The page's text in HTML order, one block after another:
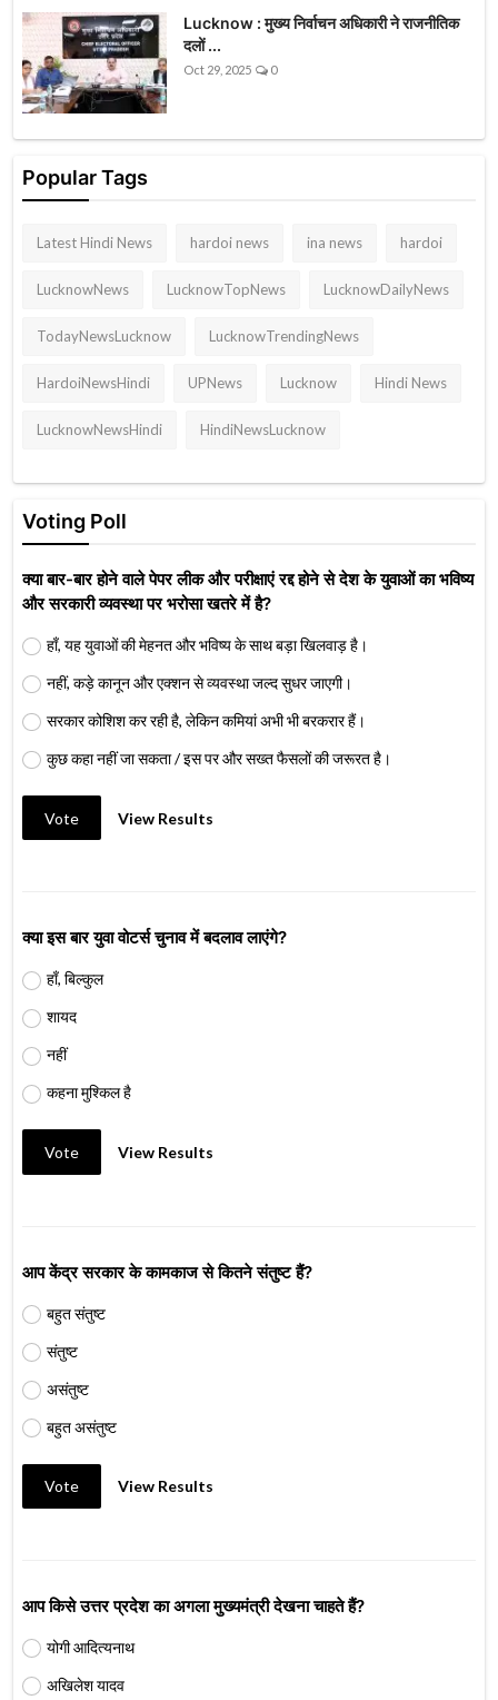
Lucknow : मुख्य निर्वाचन अधिकारी ने राजनीतिक
दलों ...
Oct 29, 2025 0
Popular Tags
Latest Hindi News hardoi news ina news hardoi
LucknowNews LucknowTopNews LucknowDailyNews
TodayNewsLucknow LucknowTrendingNews
HardoiNewsHindi UPNews Lucknow Hindi News
LucknowNewsHindi HindiNewsLucknow
Voting Poll
क्या बार-बार होने वाले पेपर लीक और परीक्षाएं रद्द होने से देश के युवाओं का भविष्य
और सरकारी व्यवस्था पर भरोसा खतरे में है?
हाँ, यह युवाओं की मेहनत और भविष्य के साथ बड़ा खिलवाड़ है।
नहीं, कड़े कानून और एक्शन से व्यवस्था जल्द सुधर जाएगी।
सरकार कोशिश कर रही है, लेकिन कमियां अभी भी बरकरार हैं।
कुछ कहा नहीं जा सकता / इस पर और सख्त फैसलों की जरूरत है।
Vote View Results
क्या इस बार युवा वोटर्स चुनाव में बदलाव लाएंगे?
हाँ, बिल्कुल
शायद
नहीं
कहना मुश्किल है
Vote View Results
आप केंद्र सरकार के कामकाज से कितने संतुष्ट हैं?
बहुत संतुष्ट
संतुष्ट
असंतुष्ट
बहुत असंतुष्ट
Vote View Results
आप किसे उत्तर प्रदेश का अगला मुख्यमंत्री देखना चाहते हैं?
योगी आदित्यनाथ
अखिलेश यादव